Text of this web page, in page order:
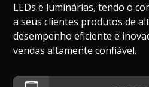
LEDs e luminárias, tendo o
a seus clientes produtos de
desempenho eficiente e
vendas altamente confiável.